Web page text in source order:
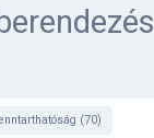
(70)